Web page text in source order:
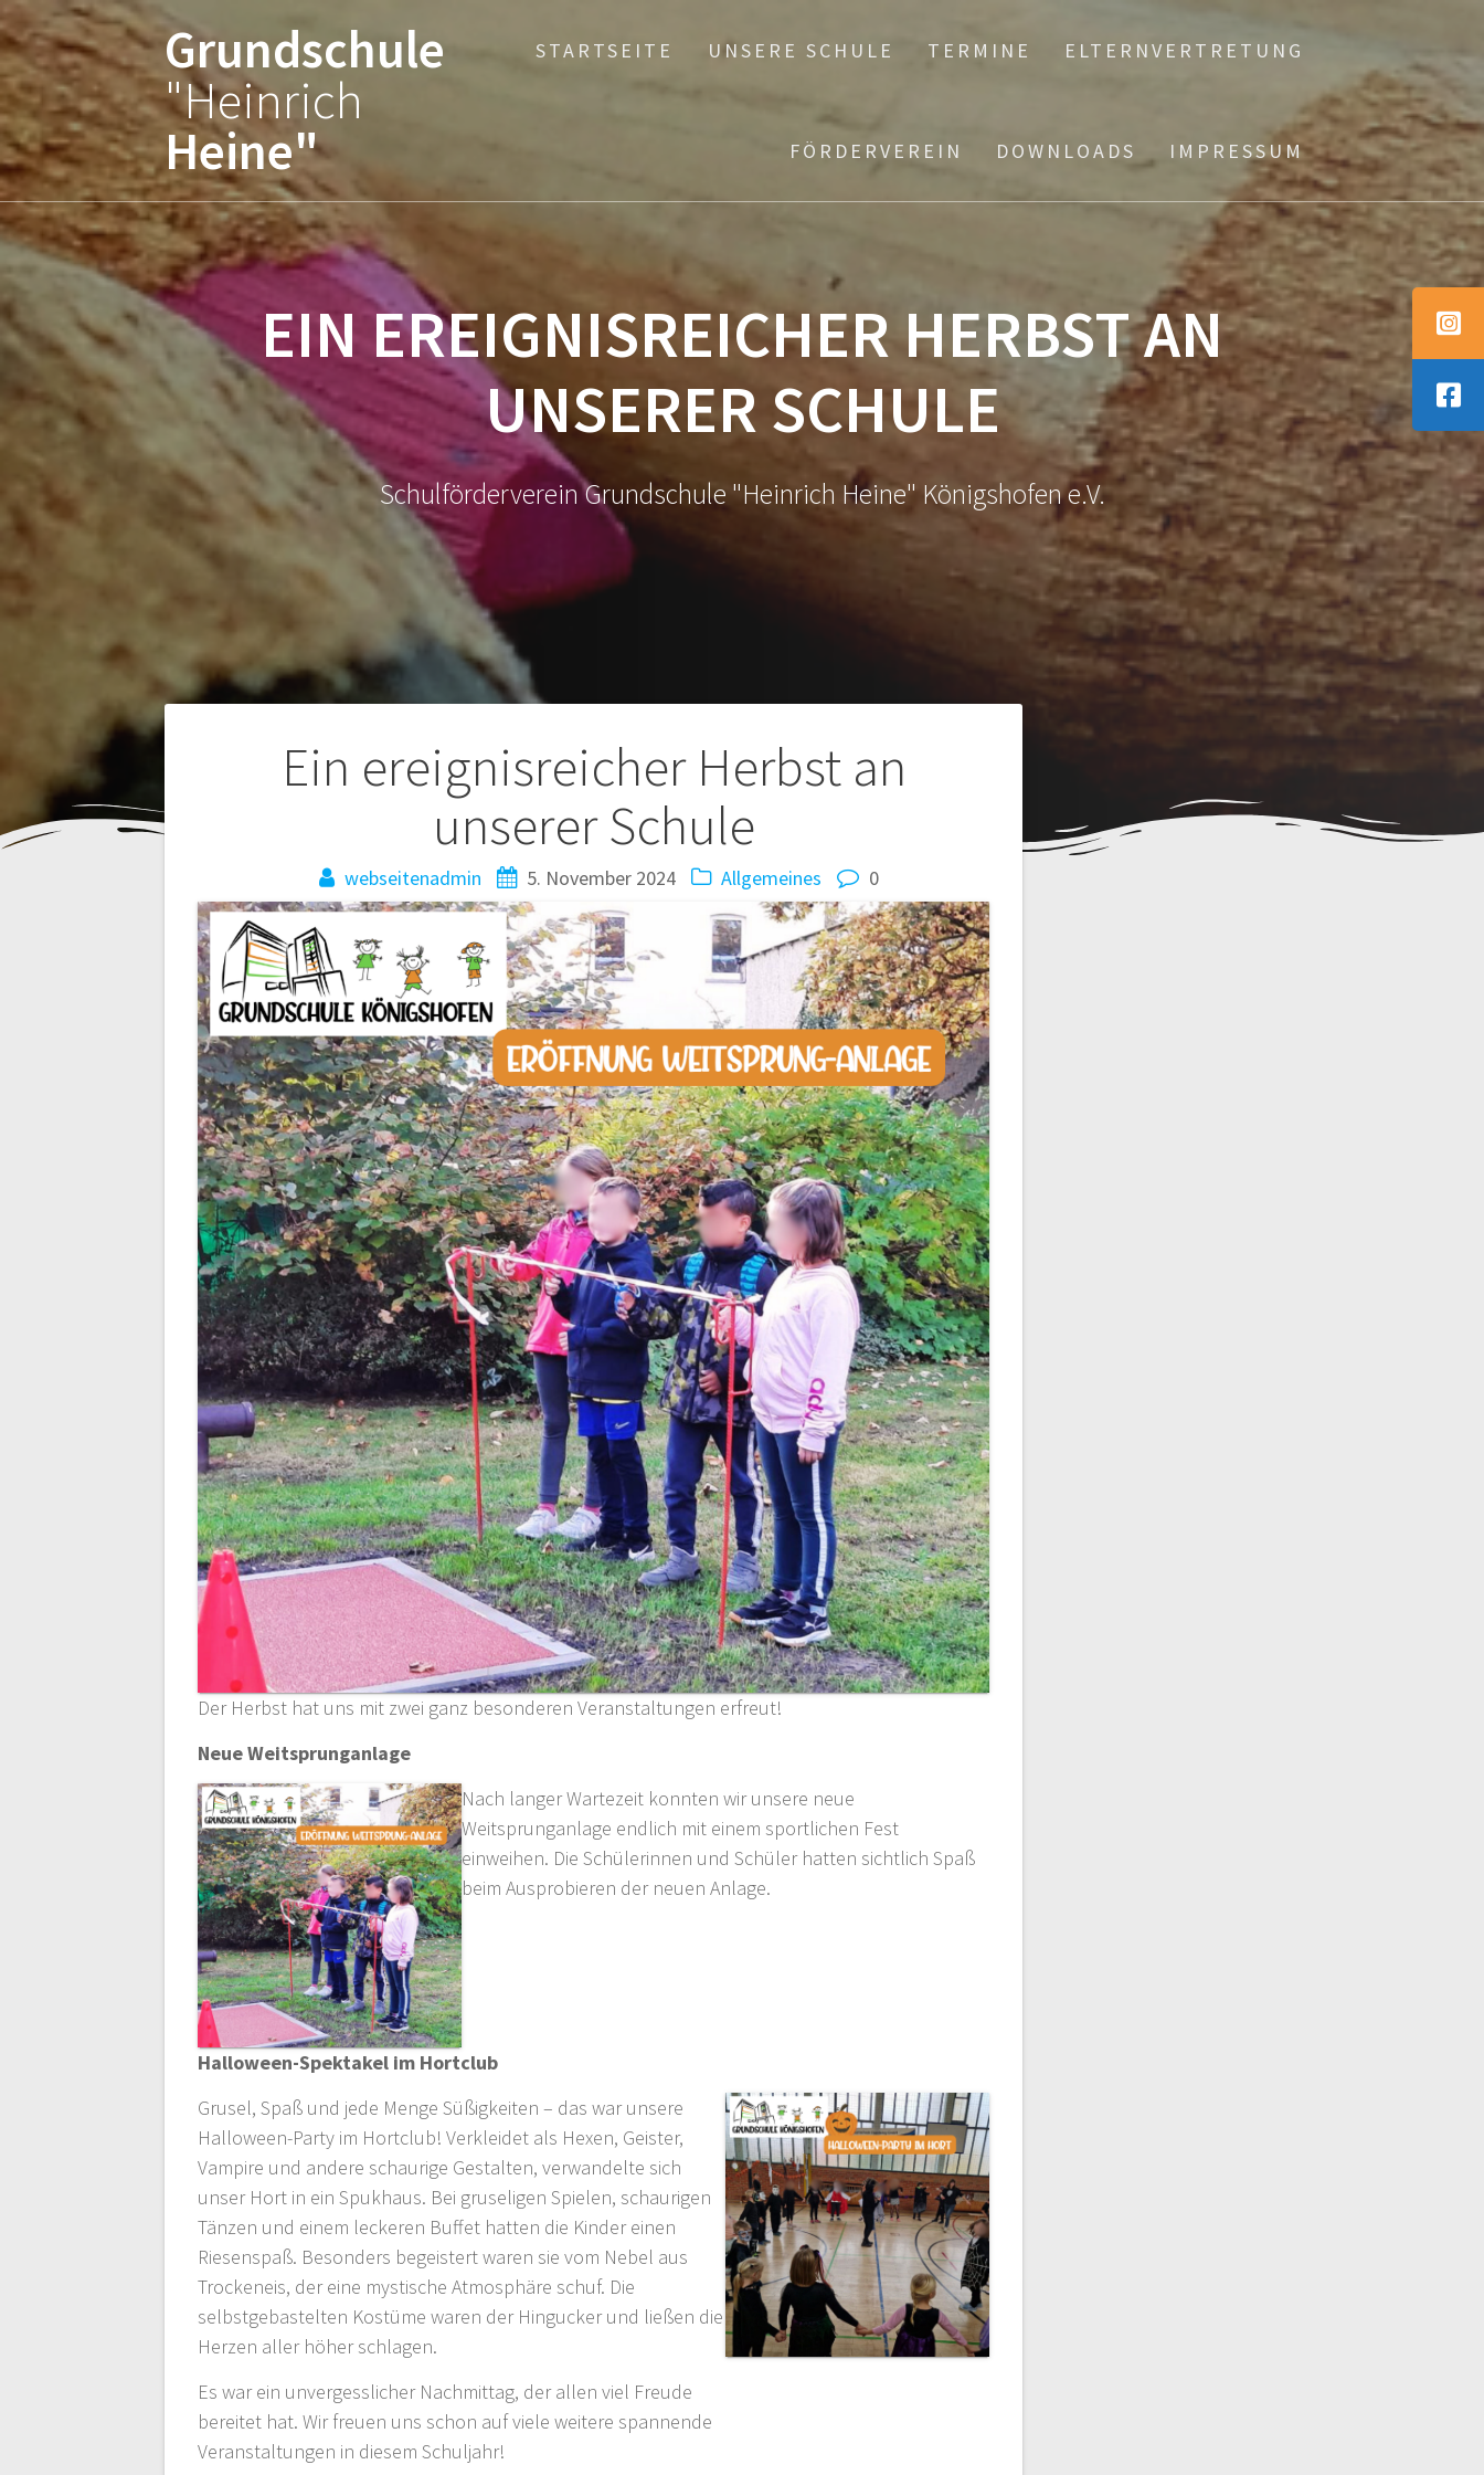
Zum
Inhalt
springen
Grundschule
"Heinrich
Heine"
STARTSEITE UNSERE SCHULE TERMINE ELTERNVERTRETUNG
FÖRDERVEREIN DOWNLOADS IMPRESSUM
EIN EREIGNISREICHER HERBST AN
UNSERER SCHULE
Schulförderverein Grundschule "Heinrich Heine" Königshofen e.V.
Ein ereignisreicher Herbst an
unserer Schule
webseitenadmin 5. November 2024 Allgemeines 0
Der Herbst hat uns mit zwei ganz besonderen Veranstaltungen erfreut!
Neue Weitsprunganlage
Nach langer Wartezeit konnten wir unsere neue
Weitsprunganlage endlich mit einem sportlichen Fest
einweihen. Die Schülerinnen und Schüler hatten sichtlich Spaß
beim Ausprobieren der neuen Anlage.
Halloween-Spektakel im Hortclub
Grusel, Spaß und jede Menge Süßigkeiten – das war unsere
Halloween-Party im Hortclub! Verkleidet als Hexen, Geister,
Vampire und andere schaurige Gestalten, verwandelte sich
unser Hort in ein Spukhaus. Bei gruseligen Spielen, schaurigen
Tänzen und einem leckeren Buffet hatten die Kinder einen
Riesenspaß. Besonders begeistert waren sie vom Nebel aus
Trockeneis, der eine mystische Atmosphäre schuf. Die
selbstgebastelten Kostüme waren der Hingucker und ließen die
Herzen aller höher schlagen.
Es war ein unvergesslicher Nachmittag, der allen viel Freude
bereitet hat. Wir freuen uns schon auf viele weitere spannende
Veranstaltungen in diesem Schuljahr!
Beitragsnavigation